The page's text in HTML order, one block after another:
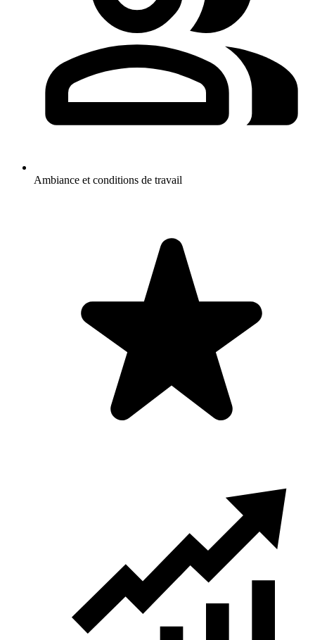
Ambiance et conditions de travail